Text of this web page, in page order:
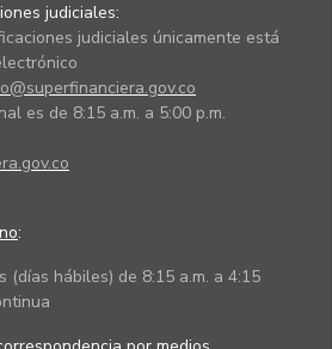
judiciales:
judiciales únicamente está
es de 8:15 a.m. a 5:00 p.m.
:
(días hábiles) de 8:15 a.m. a 4:15